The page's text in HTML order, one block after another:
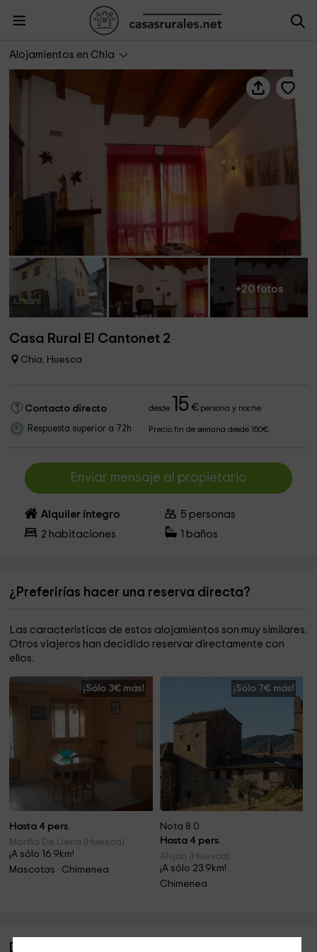
Alojamientos en Chia
Casa Rural El Cantonet 2
+20 fotos
Casa Rural El Cantonet 2
Chia, Huesca
Contacto directo desde 15 €persona y noche
Respuesta superior a 72h Precio fin de semana desde 150€
Enviar mensaje al propietario
Alquiler íntegro 5 personas
2 habitaciones baños
¿Preferirías hacer una reserva directa?
Las características de estos alojamientos son muy similares.
Otros viajeros han decidido reservar directamente con
ellos.
¡Sólo 3€ más!
Hasta 4 pers.
Morillo De Liena (Huesca)
¡A sólo 16.9km!
Mascotas · Chimenea
¡Sólo 7€ más!
Nota 8.0
Hasta 4 pers.
Alujan (Huesca)
¡A sólo 23.9km!
Chimenea
Descripción de Casa Rural El Cantonet 2